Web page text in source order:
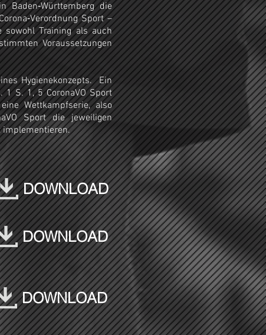
die
Sport –
sowohl Training als auch
Voraussetzungen
Hygienekonzepts. Ein
S. 1, 5 CoronaVO Sport
Wettkampfserie, also
Sport die jeweiligen
implementieren.
DOWNLOAD
DOWNLOAD
DOWNLOAD